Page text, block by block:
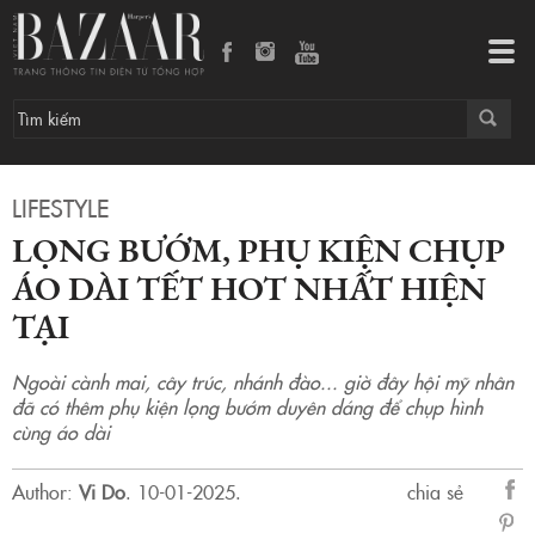
LIFESTYLE
LỌNG BƯỚM, PHỤ KIỆN CHỤP
ÁO DÀI TẾT HOT NHẤT HIỆN
TẠI
Ngoài cành mai, cây trúc, nhánh đào... giờ đây hội mỹ nhân
đã có thêm phụ kiện lọng bướm duyên dáng để chụp hình
cùng áo dài
Author: Vi Do. 10-01-2025.
chia sẻ
sẻ
Lọng bướm, phụ kiện chụp áo dài Tết hot nhất hiện tại